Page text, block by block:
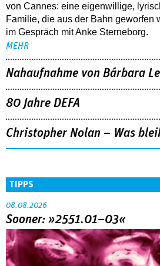
von Cannes: eine eigenwillige,
Familie, die aus der Bahn
im Gespräch mit Anke Sterneborg.
MEHR
Nahaufnahme von Bárbara
80 Jahre DEFA
Christopher Nolan – Was
TIPPS
08.08.2026
Sooner: »2551.01–03«